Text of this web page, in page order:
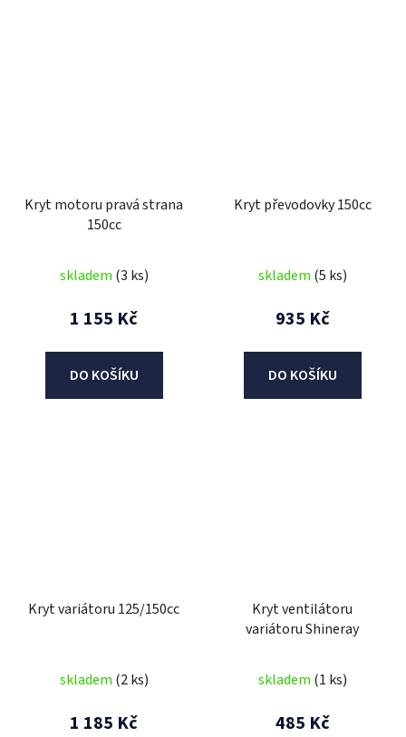
Kryt motoru pravá strana
150cc
skladem (3 ks)
1 155 Kč
DO KOŠÍKU
Kryt převodovky 150cc
skladem (5 ks)
935 Kč
DO KOŠÍKU
Kryt variátoru 125/150cc
skladem (2 ks)
1 185 Kč
Kryt ventilátoru
variátoru Shineray
skladem (1 ks)
485 Kč